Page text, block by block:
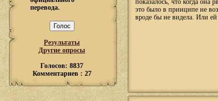
перевода.
Результаты
Другие опросы
Голосов: 8837
Комментариев : 27
показалось, что когда она
это было в принципе не
вроде бы не видела. Или ей